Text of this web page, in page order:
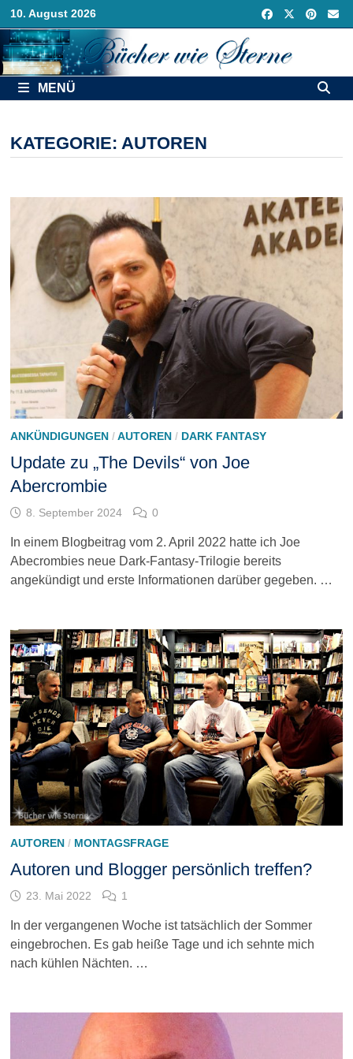
Zurück
zum
Inhalt
10. August 2026
MENÜ
KATEGORIE: AUTOREN
ANKÜNDIGUNGEN/AUTOREN/ DARK FANTASY
Update zu „The Devils“ von Joe
Abercrombie
8. September 2024 0
In einem Blogbeitrag vom 2. April 2022 hatte ich Joe
Abecrombies neue Dark-Fantasy-Trilogie bereits
angekündigt und erste Informationen darüber gegeben. …
AUTOREN/ MONTAGSFRAGE
Autoren und Blogger persönlich treffen?
23. Mai 2022 1
In der vergangenen Woche ist tatsächlich der Sommer
eingebrochen. Es gab heiße Tage und ich sehnte mich
nach kühlen Nächten. …